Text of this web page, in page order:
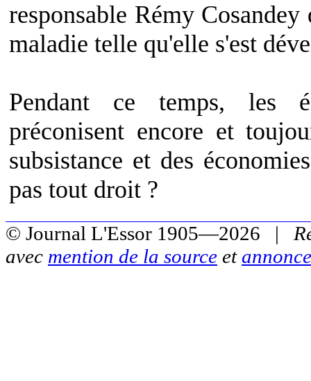
responsable Rémy
maladie telle qu'elle s'est
Pendant ce temps, les
préconisent encore et
subsistance et des
pas tout droit ?
© Journal L'Essor 1905—2026 |
avec mention de la source et